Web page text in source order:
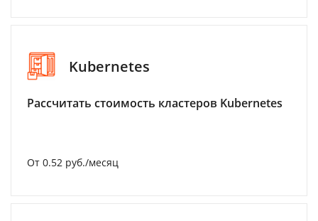
Kubernetes
Рассчитать стоимость кластеров Kubernetes
От 0.52 руб./месяц